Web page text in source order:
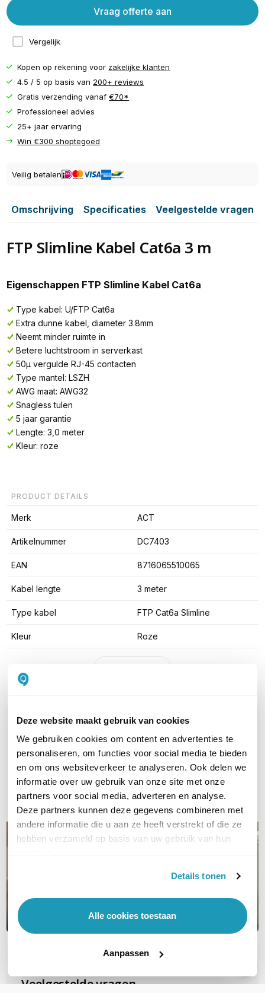
Deze website maakt gebruik van cookies
We gebruiken cookies om content en advertenties te
personaliseren, om functies voor social media te bieden
en om ons websiteverkeer te analyseren. Ook delen we
informatie over uw gebruik van onze site met onze
partners voor social media, adverteren en analyse.
Deze partners kunnen deze gegevens combineren met
andere informatie die u aan ze heeft verstrekt of die ze
hebben verzameld op basis van uw gebruik van hun
Details tonen
Alle cookies toestaan
Aanpassen
Vergelijk
Vraag offerte aan
Kopen op rekening voor zakelijke klanten
4.5 / 5 op basis van 200+ reviews
Gratis verzending vanaf€70*
Professioneel advies
25+ jaar ervaring
Win €300 shoptegoed
Veilig betalen
Omschrijving Specificaties Veelgestelde vragen
FTP Slimline Kabel Cat6a 3 m
Eigenschappen FTP Slimline Kabel Cat6a
Type kabel: U/FTP Cat6a
Extra dunne kabel, diameter 3.8mm
Neemt minder ruimte in
Betere luchtstroom in serverkast
50µ vergulde RJ-45 contacten
Type mantel: LSZH
AWG maat: AWG32
Snagless tulen
5 jaar garantie
Lengte: 3,0 meter
Kleur: roze
PRODUCT DETAILS
Merk ACT
Artikelnummer DC7403
EAN 8716065510065
Kabel lengte 3 meter
Type kabel FTP Cat6a Slimline
Kleur Roze
WIL JIJ ADVIES OP MAAT?
Vraag het onze experts!
Bel ons
E-mail
Veelgestelde vragen